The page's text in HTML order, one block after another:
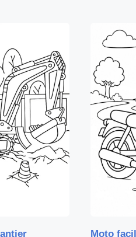
Moto